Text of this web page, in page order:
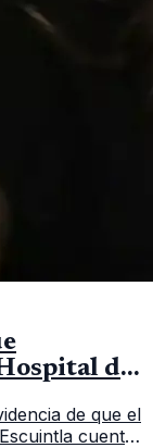
de
de que el
cuenta